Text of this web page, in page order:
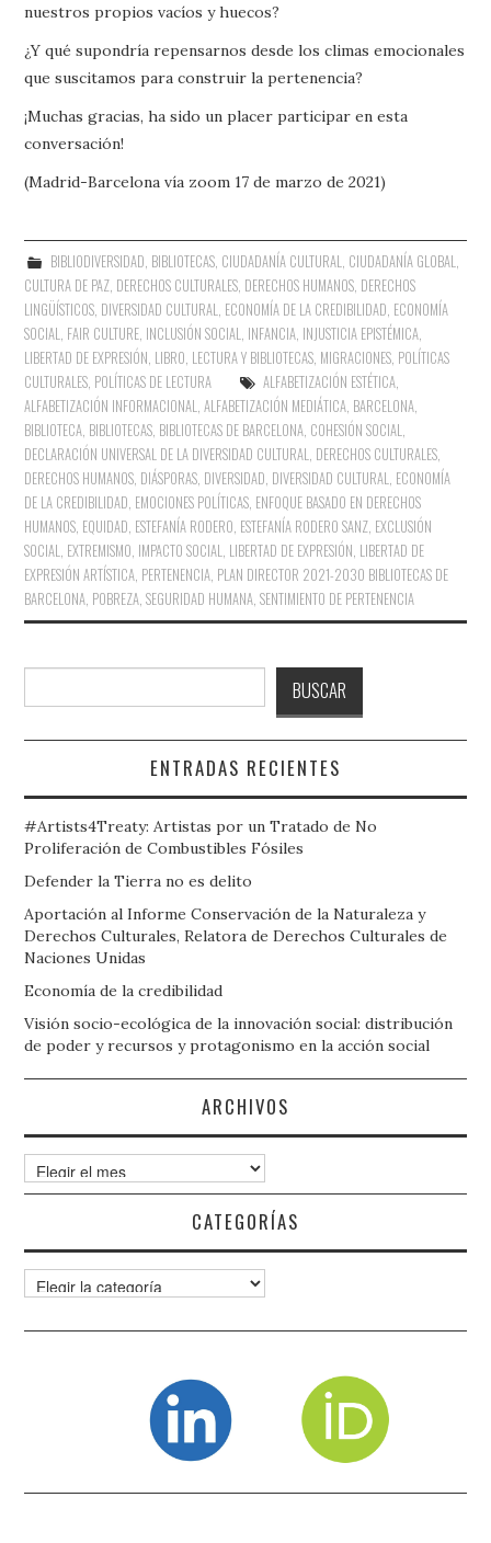
nuestros propios vacíos y huecos?
¿Y qué supondría repensarnos desde los climas emocionales
que suscitamos para construir la pertenencia?
¡Muchas gracias, ha sido un placer participar en esta
conversación!
(Madrid-Barcelona vía zoom 17 de marzo de 2021)
BIBLIODIVERSIDAD BIBLIOTECAS, CIUDADANÍA CULTURAL CIUDADANÍA GLOBAL
CULTURA DE PAZ DERECHOS CULTURALES DERECHOS HUMANOS DERECHOS
LINGÜÍSTICOS DIVERSIDAD CULTURAL ECONOMÍA DE LA CREDIBILIDAD ECONOMÍA
SOCIAL FAIR CULTURE INCLUSIÓN SOCIAL INFANCIA INJUSTICIA EPISTÉMICA
LIBERTAD DE EXPRESIÓN LIBRO, LECTURA Y BIBLIOTECAS MIGRACIONES POLÍTICAS
CULTURALES POLÍTICAS DE LECTURA ALFABETIZACIÓN ESTÉTICA,
ALFABETIZACIÓN INFORMACIONAL ,ALFABETIZACIÓN MEDIÁTICA BARCELONA
BIBLIOTECA BIBLIOTECAS BIBLIOTECAS DE BARCELONA COHESIÓN SOCIAL
DECLARACIÓN UNIVERSAL DE LA DIVERSIDAD CULTURAL DERECHOS CULTURALES
DERECHOS HUMANOS DIÁSPORAS DIVERSIDAD DIVERSIDAD CULTURAL ECONOMÍA
DE LA CREDIBILIDAD EMOCIONES POLÍTICAS ENFOQUE BASADO EN DERECHOS
HUMANOS EQUIDAD ESTEFANÍA RODERO ESTEFANÍA RODERO SANZ EXCLUSIÓN
SOCIAL EXTREMISMO IMPACTO SOCIAL LIBERTAD DE EXPRESIÓN LIBERTAD DE
EXPRESIÓN ARTÍSTICA PERTENENCIA PLAN DIRECTOR 2021-2030 BIBLIOTECAS DE
BARCELONA POBREZA ,SEGURIDAD HUMANA ,SENTIMIENTO DE PERTENENCIA
BUSCAR
ENTRADAS RECIENTES
#Artists4Treaty: Artistas por un Tratado de No
Proliferación de Combustibles Fósiles
Defender la Tierra no es delito
Aportación al Informe Conservación de la Naturaleza y
Derechos Culturales, Relatora de Derechos Culturales de
Naciones Unidas
Economía de la credibilidad
Visión socio-ecológica de la innovación social: distribución
de poder y recursos y protagonismo en la acción social
ARCHIVOS
Archivos
CATEGORÍAS
Categorías